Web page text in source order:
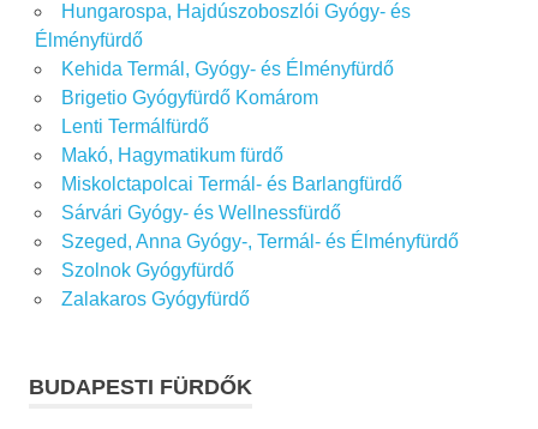
Hungarospa, Hajdúszoboszlói Gyógy- és
Élményfürdő
Kehida Termál, Gyógy- és Élményfürdő
Brigetio Gyógyfürdő Komárom
Lenti Termálfürdő
Makó, Hagymatikum fürdő
Miskolctapolcai Termál- és Barlangfürdő
Sárvári Gyógy- és Wellnessfürdő
Szeged, Anna Gyógy-, Termál- és Élményfürdő
Szolnok Gyógyfürdő
Zalakaros Gyógyfürdő
BUDAPESTI FÜRDŐK